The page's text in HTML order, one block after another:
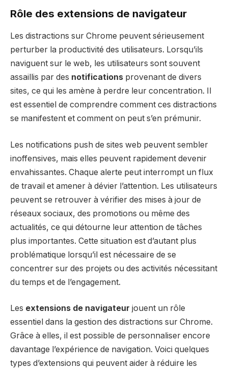
Rôle des extensions de navigateur
Les distractions sur Chrome peuvent sérieusement
perturber la productivité des utilisateurs. Lorsqu’ils
naviguent sur le web, les utilisateurs sont souvent
assaillis par des notifications provenant de divers
sites, ce qui les amène à perdre leur concentration. Il
est essentiel de comprendre comment ces distractions
se manifestent et comment on peut s’en prémunir.
Les notifications push de sites web peuvent sembler
inoffensives, mais elles peuvent rapidement devenir
envahissantes. Chaque alerte peut interrompt un flux
de travail et amener à dévier l’attention. Les utilisateurs
peuvent se retrouver à vérifier des mises à jour de
réseaux sociaux, des promotions ou même des
actualités, ce qui détourne leur attention de tâches
plus importantes. Cette situation est d’autant plus
problématique lorsqu’il est nécessaire de se
concentrer sur des projets ou des activités nécessitant
du temps et de l’engagement.
Les extensions de navigateur jouent un rôle
essentiel dans la gestion des distractions sur Chrome.
Grâce à elles, il est possible de personnaliser encore
davantage l’expérience de navigation. Voici quelques
types d’extensions qui peuvent aider à réduire les